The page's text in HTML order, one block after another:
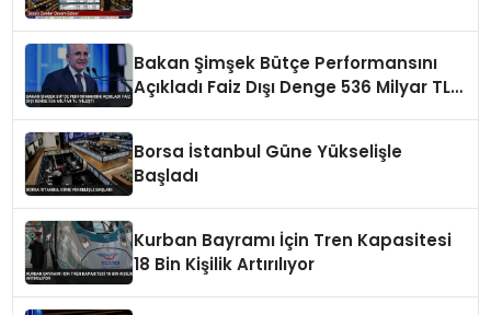
Bakan Şimşek Bütçe Performansını
Açıkladı Faiz Dışı Denge 536 Milyar TL
Borsa İstanbul Güne Yükselişle
Başladı
Kurban Bayramı İçin Tren Kapasitesi
18 Bin Kişilik Artırılıyor